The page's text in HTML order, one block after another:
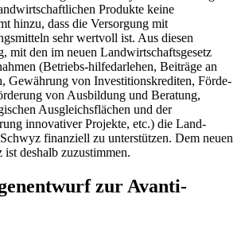
Produkte keine
hinzu, dass die Versorgung mit
sehr wertvoll ist. Aus diesen
mit den im neuen Landwirtschaftsgesetz
(Betriebs-hilfedarlehen, Beiträge an
Gewährung von Investitionskrediten, Förde-
von Ausbildung und Beratung,
Ausgleichsflächen und der
innovativer Projekte, etc.) die Land-
finanziell zu unterstützen. Dem neuen
deshalb zuzustimmen.
zur Avanti-